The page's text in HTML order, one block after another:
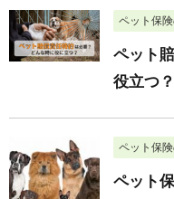
ペット保
ペット
役立つ？
ペット保
ペット